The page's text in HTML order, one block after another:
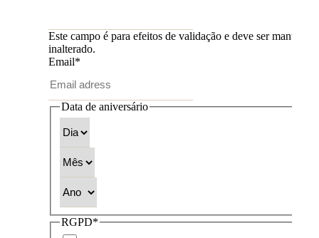
Este campo é para efeitos de validação e deve ser mantido
inalterado.
Email*
Data de aniversário
RGPD*